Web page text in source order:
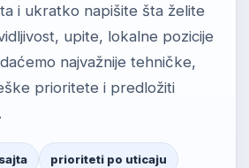
i ukratko napišite šta želite
upite, lokalne pozicije
najvažnije tehničke,
prioritete i predložiti
prioriteti po uticaju